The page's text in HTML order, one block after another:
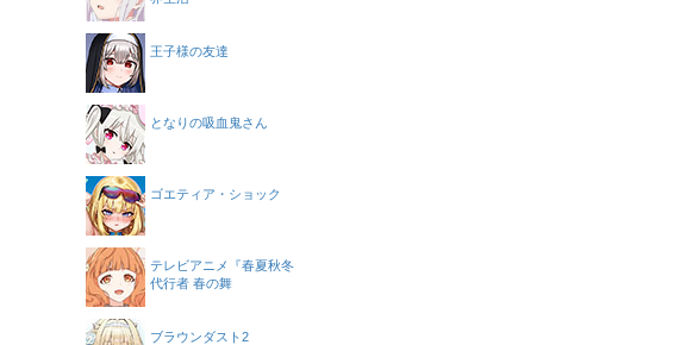
王子様の友達
となりの吸血鬼さん
ゴエティア・ショック
テレビアニメ『春夏秋冬
代行者 春の舞
ブラウンダスト2